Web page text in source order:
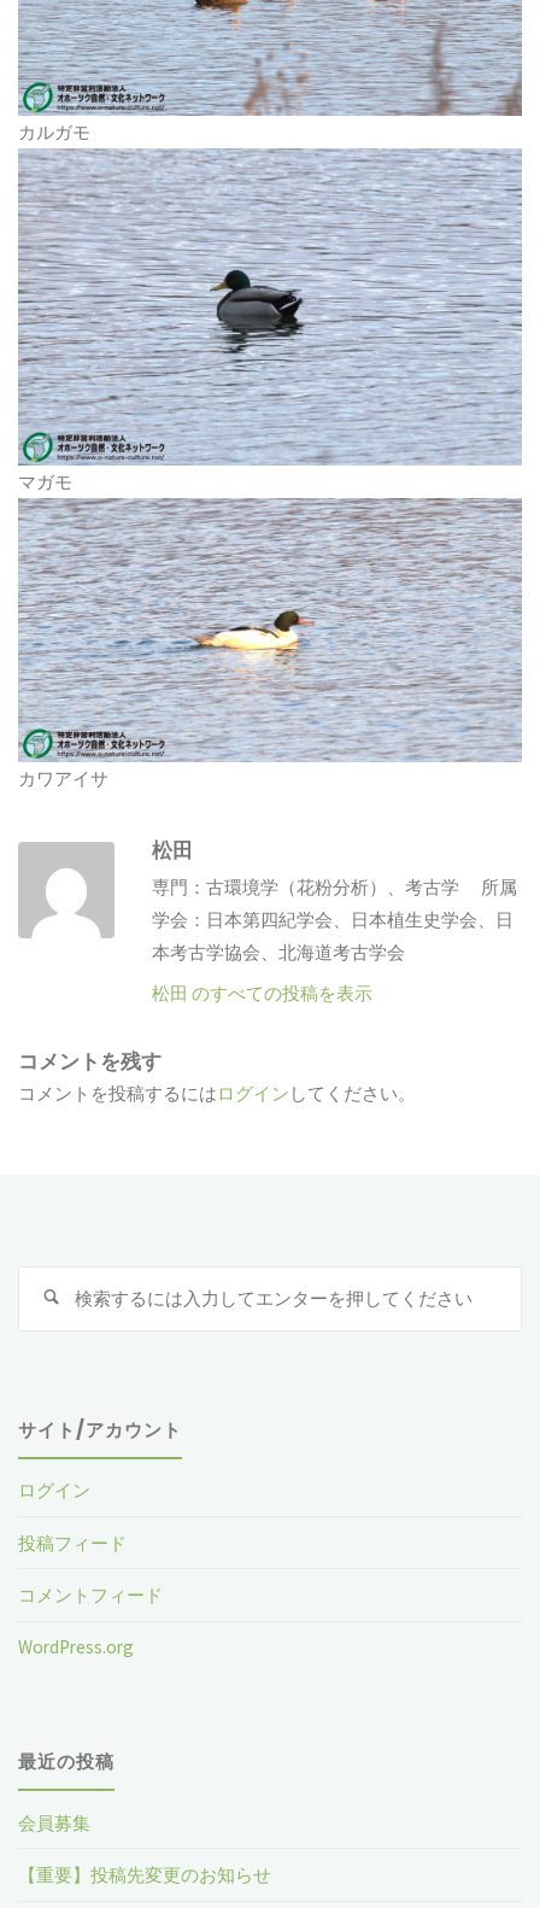
カルガモ
マガモ
カワアイサ
松田
専門：古環境学（花粉分析）、考古学 所属
学会：日本第四紀学会、日本植生史学会、日
本考古学協会、北海道考古学会
松田 のすべての投稿を表示
コメントを残す
コメントを投稿するにはログイン してください。
サイト/アカウント
ログイン
投稿フィード
コメントフィード
WordPress.org
最近の投稿
会員募集
【重要】投稿先変更のお知らせ